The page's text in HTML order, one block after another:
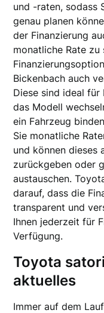
und -raten, sodass
genau planen
der Finanzierung
monatliche Rate zu
Bickenbach auch
Diese sind ideal für
das Modell
ein Fahrzeug
Sie monatliche
und können dieses
zurückgeben oder
austauschen.
darauf, dass die
transparent und
Ihnen jederzeit für
Verfügung.
Toyota
aktuelles
Immer auf dem